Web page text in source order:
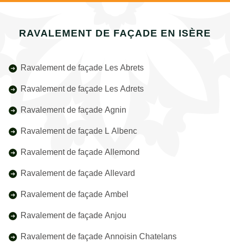
RAVALEMENT DE FAÇADE EN ISÈRE
Ravalement de façade Les Abrets
Ravalement de façade Les Adrets
Ravalement de façade Agnin
Ravalement de façade L Albenc
Ravalement de façade Allemond
Ravalement de façade Allevard
Ravalement de façade Ambel
Ravalement de façade Anjou
Ravalement de façade Annoisin Chatelans